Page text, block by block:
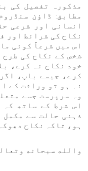
مذکورہ تفصیل کی
مطابق: ڈاؤن
انسانی اور شرعی
نکاح کی شرائط اور
اس میں شرعاً کوئی
شخص کے نکاح کی طرح
خود نکاح نہ کرے،
کرے، جیسے باپ،
نہ ہو تو وراثت کے
وہ سرپرست جسے
اس شرط کے ساتھ
ذہنی حالت سے
ہو، تاکہ نکاح
والله سبحانه